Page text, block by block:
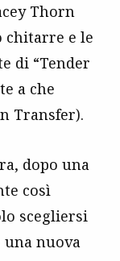
Thorn
chitarre e le
di “Tender
a che
Transfer).
dopo una
così
scegliersi
nuova